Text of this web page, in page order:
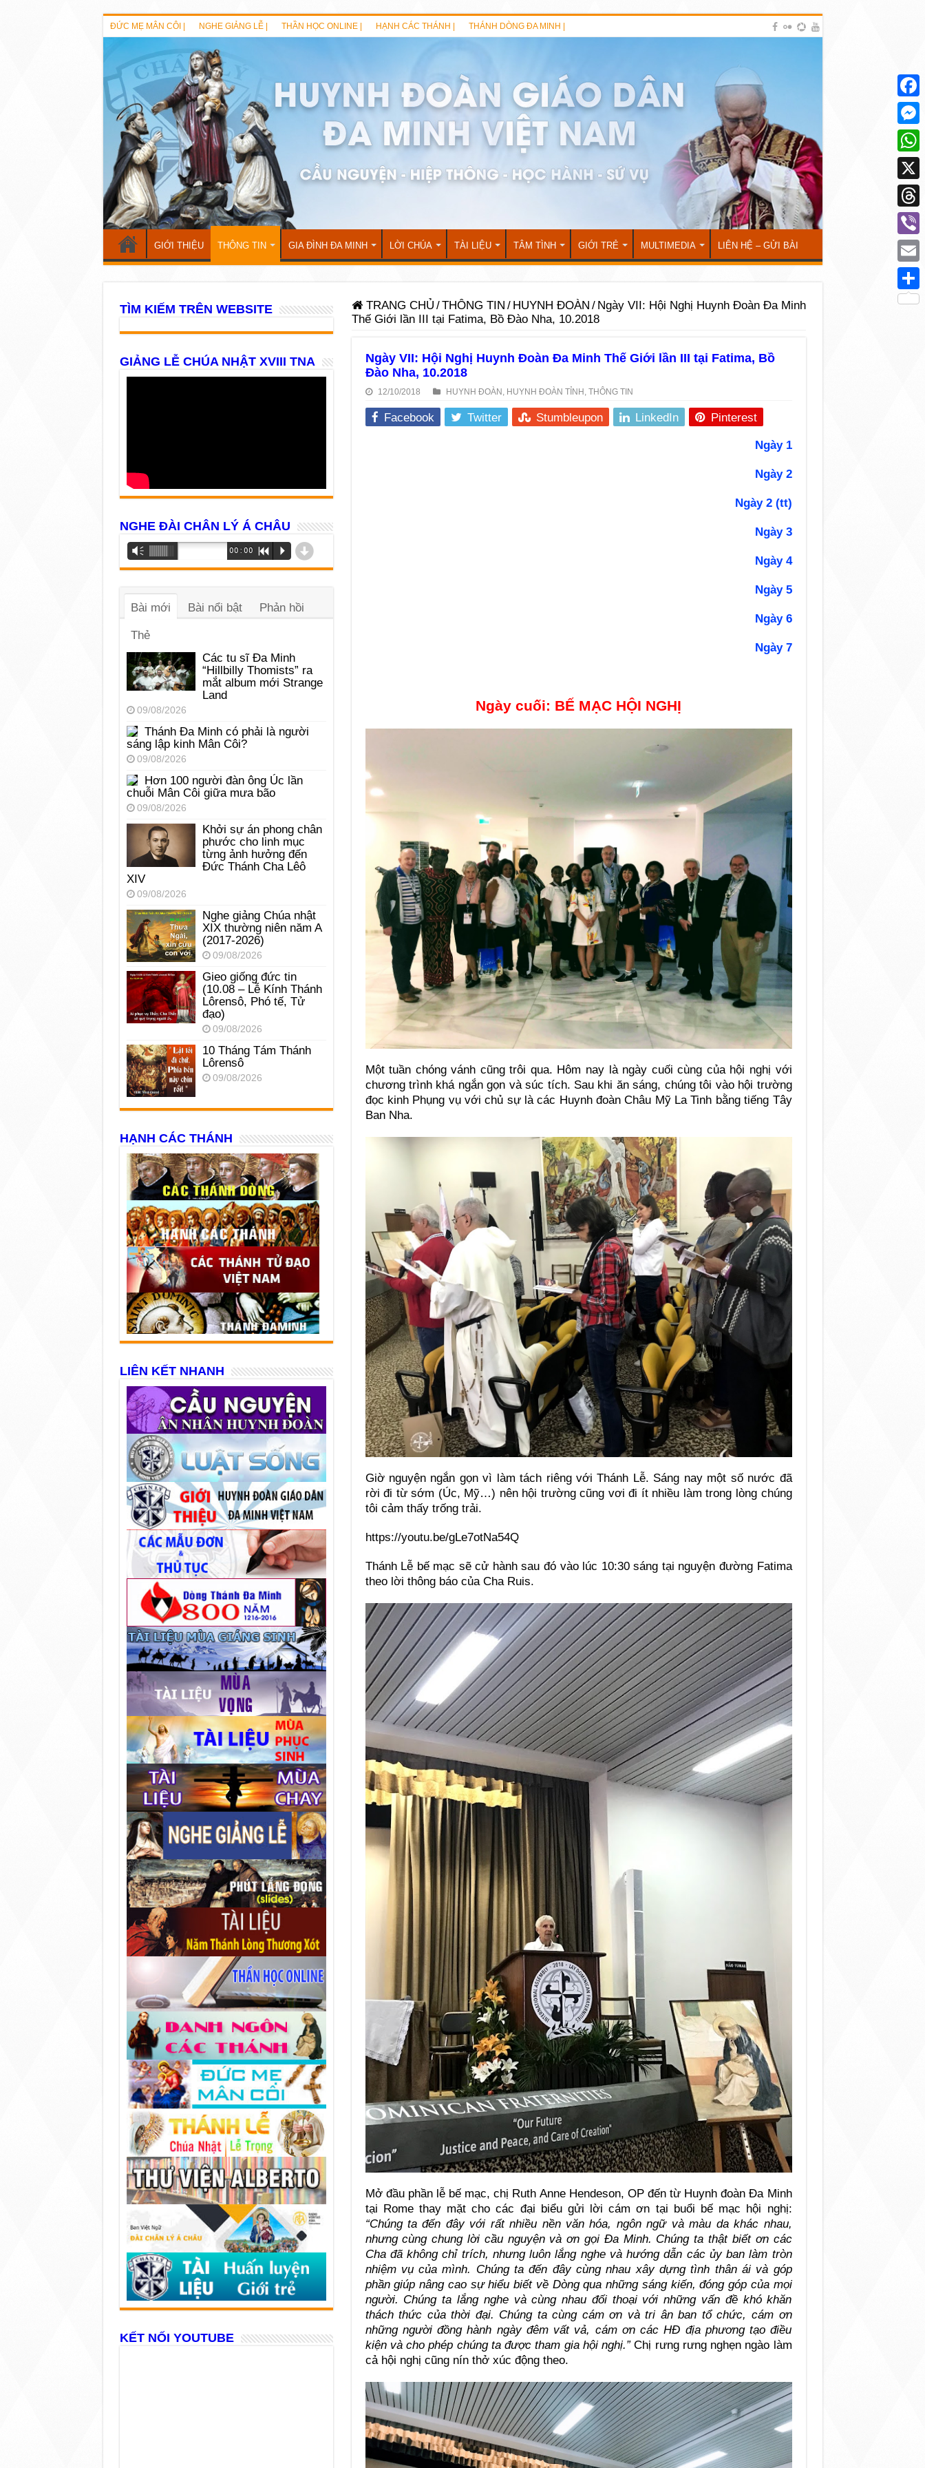
ĐỨC MẸ MÂN CÔI | NGHE GIẢNG LỄ | THẦN HỌC ONLINE | HẠNH CÁC THÁNH | THÁNH DÒNG ĐA MINH |
GIỚI THIỆU THÔNG TIN GIA ĐÌNH ĐA MINH LỜI CHÚA TÀI LIỆU TÂM TÌNH GIỚI TRẺ MULTIMEDIA LIÊN HỆ – GỬI BÀI
TRANG CHỦ /THÔNG TIN / HUYNH ĐOÀN / Ngày VII: Hội Nghị Huynh Đoàn Đa Minh
Thế Giới lần III tại Fatima, Bồ Đào Nha, 10.2018
Ngày VII: Hội Nghị Huynh Đoàn Đa Minh Thế Giới lần III tại Fatima, Bồ
Đào Nha, 10.2018
12/10/2018 HUYNH ĐOÀN , HUYNH ĐOÀN TỈNH , THÔNG TIN
Facebook Twitter Stumbleupon LinkedIn Pinterest
Ngày 1
Ngày 2
Ngày 2 (tt)
Ngày 3
Ngày 4
Ngày 5
Ngày 6
Ngày 7
Ngày cuối: BẾ MẠC HỘI NGHỊ
Một tuần chóng vánh cũng trôi qua. Hôm nay là ngày cuối cùng của hội nghị với
chương trình khá ngắn gọn và súc tích. Sau khi ăn sáng, chúng tôi vào hội trường
đọc kinh Phụng vụ với chủ sự là các Huynh đoàn Châu Mỹ La Tinh bằng tiếng Tây
Ban Nha.
Giờ nguyện ngắn gọn vì làm tách riêng với Thánh Lễ. Sáng nay một số nước đã
rời đi từ sớm (Úc, Mỹ…) nên hội trường cũng vơi đi ít nhiều làm trong lòng chúng
tôi cảm thấy trống trải.
https://youtu.be/gLe7otNa54Q
Thánh Lễ bế mạc sẽ cử hành sau đó vào lúc 10:30 sáng tại nguyện đường Fatima
theo lời thông báo của Cha Ruis.
Mở đầu phần lễ bế mạc, chị Ruth Anne Hendeson, OP đến từ Huynh đoàn Đa Minh
tại Rome thay mặt cho các đại biểu gửi lời cám ơn tại buổi bế mạc hội nghị:
“Chúng ta đến đây với rất nhiều nền văn hóa, ngôn ngữ và màu da khác nhau,
nhưng cùng chung lời cầu nguyện và ơn gọi Đa Minh. Chúng ta thật biết ơn các
Cha đã không chỉ trích, nhưng luôn lắng nghe và hướng dẫn các ủy ban làm tròn
nhiệm vụ của mình. Chúng ta đến đây cùng nhau xây dựng tình thân ái và góp
phần giúp nâng cao sự hiểu biết về Dòng qua những sáng kiến, đóng góp của mọi
người. Chúng ta lắng nghe và cùng nhau đối thoại với những vấn đề khó khăn
thách thức của thời đại. Chúng ta cùng cám ơn và tri ân ban tổ chức, cám ơn
những người đồng hành ngày đêm vất vả, cám ơn các HĐ địa phương tạo điều
kiện và cho phép chúng ta được tham gia hội nghị.”Chị rưng rưng nghẹn ngào làm
cả hội nghị cũng nín thở xúc động theo.
TÌM KIẾM TRÊN WEBSITE
GIẢNG LỄ CHÚA NHẬT XVIII TNA
NGHE ĐÀI CHÂN LÝ Á CHÂU
Trình
phát
âm
Vm 00:00 R P d
Bài mới Bài nổi bật Phản hồi
Thẻ
Các tu sĩ Đa Minh
“Hillbilly Thomists” ra
mắt album mới Strange
Land
09/08/2026
Thánh Đa Minh có phải là người
sáng lập kinh Mân Côi?
09/08/2026
Hơn 100 người đàn ông Úc lần
chuỗi Mân Côi giữa mưa bão
09/08/2026
Khởi sự án phong chân
phước cho linh mục
từng ảnh hưởng đến
Đức Thánh Cha Lêô
XIV
09/08/2026
Nghe giảng Chúa nhật
XIX thường niên năm A
(2017-2026)
09/08/2026
Gieo giống đức tin
(10.08 – Lễ Kính Thánh
Lôrensô, Phó tế, Tử
đạo)
09/08/2026
10 Tháng Tám Thánh
Lôrensô
09/08/2026
HẠNH CÁC THÁNH
LIÊN KẾT NHANH
KẾT NỐI YOUTUBE
X
Viber